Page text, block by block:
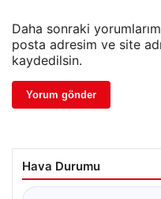
Daha sonraki
posta adresim ve site
kaydedilsin.
Hava Durumu